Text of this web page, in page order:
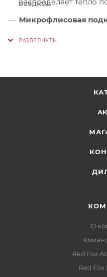
осадков
Микрофлисовая
Ветрозащитная
блокирует
дополнительный
тёплый воздух внутри
Внутренние
видимость в условиях
О
Red Fox
Red Fox